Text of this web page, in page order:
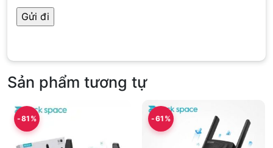
Sản phẩm tương tự
-81% -61%